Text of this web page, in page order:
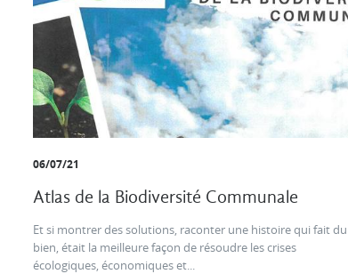
06/07/21
Atlas de la Biodiversité Communale
Et si montrer des solutions, raconter une histoire qui fait du
bien, était la meilleure façon de résoudre les crises
écologiques, économiques et...